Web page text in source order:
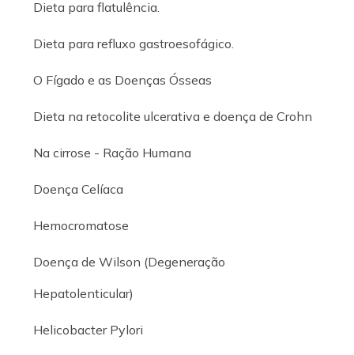
Dieta para flatulência.
Dieta para refluxo gastroesofágico.
O Fígado e as Doenças Ósseas
Dieta na retocolite ulcerativa e doença de Crohn
Na cirrose - Ração Humana
Doença Celíaca
Hemocromatose
Doença de Wilson (Degeneração
Hepatolenticular)
Helicobacter Pylori